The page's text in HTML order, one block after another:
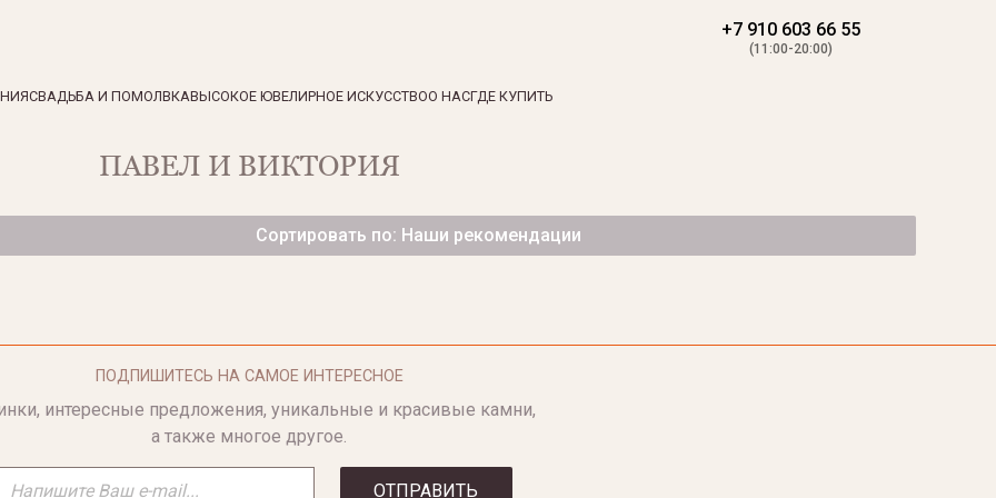
+7 910 603 66 55
(11:00-20:00)
СВАДЬБА И ПОМОЛВКАВЫСОКОЕ ЮВЕЛИРНОЕ ИСКУССТВОО НАСГДЕ КУПИТЬ
ПАВЕЛ И ВИКТОРИЯ
Сортировать по: Наши рекомендации
ПОДПИШИТЕСЬ НА САМОЕ ИНТЕРЕСНОЕ
интересные предложения, уникальные и красивые камни,
а также многое другое.
ОТПРАВИТЬ